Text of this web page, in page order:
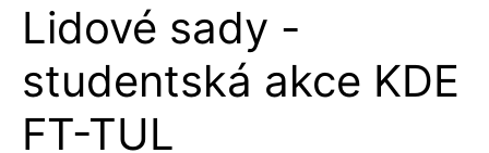
Lidové sady -
studentská akce KDE
FT-TUL